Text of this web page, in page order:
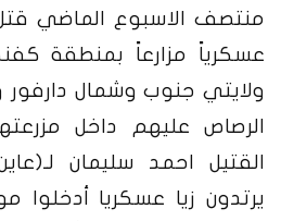
منتصف الاسبوع الماضي
عسكرياً مزارعاً بمنطقة
ولايتي جنوب وشمال دارفور
الرصاص عليهم داخل
القتيل احمد سليمان
يرتدون زيا عسكريا أدخلوا